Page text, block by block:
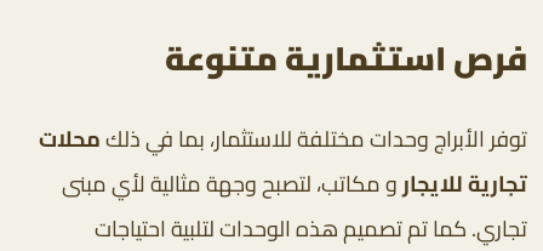
فرص استثمارية متنوعة
توفر الأبراج وحدات مختلفة للاستثمار، بما في ذلكمحلات
تجارية للايجارو مكاتب، لتصبح وجهة مثالية لأي مبنى
تجاري. كما تم تصميم هذه الوحدات لتلبية احتياجات